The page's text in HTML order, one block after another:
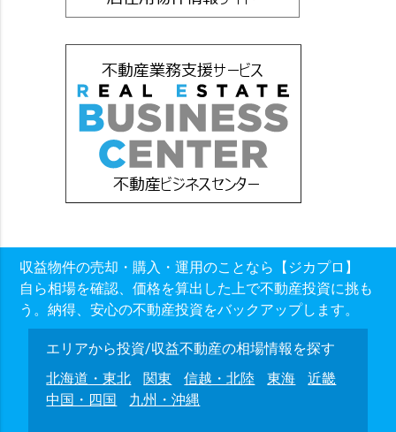
収益物件の売却・購入・運用のことなら【ジカプロ】
自ら相場を確認、価格を算出した上で不動産投資に挑も
う。納得、安心の不動産投資をバックアップします。
エリアから投資/収益不動産の相場情報を探す
北海道・東北
関東 信越・北陸 東海
近畿
中国・四国
九州・沖縄